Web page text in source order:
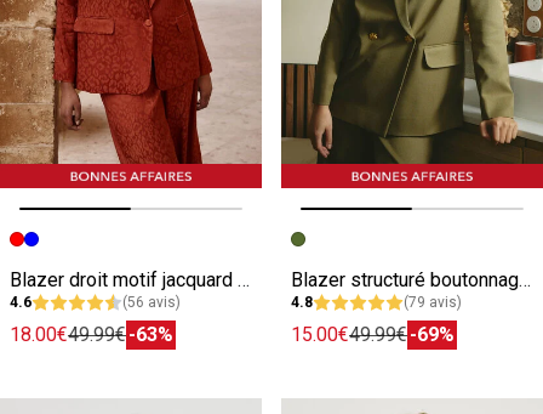
Image précédente
Image suivante
Blazer droit motif jacquard femme
4.6 (56 avis)
18.00€49.99€-63%
Image précédente
Image suivante
Blazer structuré boutonnage croisé femme
4.8 (79 avis)
15.00€49.99€-69%